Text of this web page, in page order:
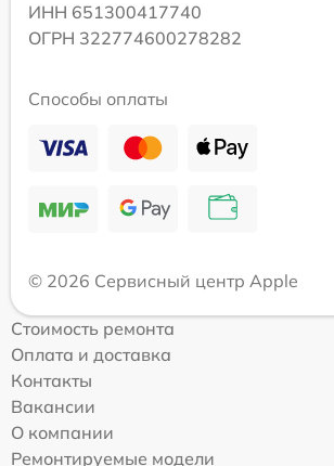
ИНН 651300417740
ОГРН 322774600278282
Способы оплаты
© 2026 Сервисный центр Apple
Стоимость ремонта
Оплата и доставка
Контакты
Вакансии
О компании
Ремонтируемые модели